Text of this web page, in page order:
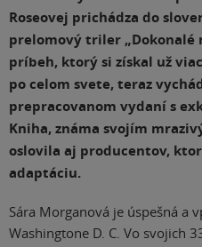
Roseovej prichádza do
prelomový triler „Dokonalé
príbeh, ktorý si získal už
po celom svete, teraz
prepracovanom vydaní s
Kniha, známa svojím
oslovila aj producentov,
adaptáciu.
Sára Morganová je úspešná a
Washingtone D. C. Vo svojich